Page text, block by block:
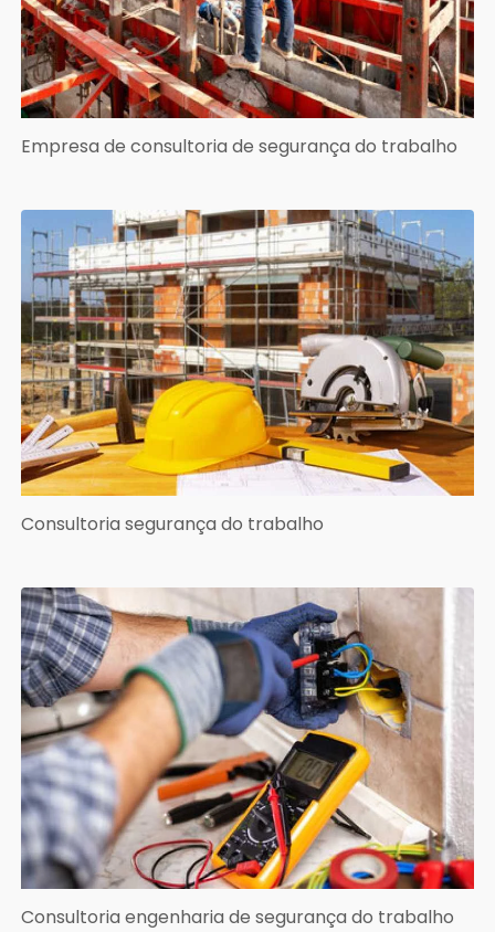
Empresa de consultoria de segurança do trabalho
Consultoria segurança do trabalho
Consultoria engenharia de segurança do trabalho